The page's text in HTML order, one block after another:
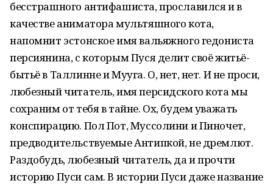
бесстрашного антифашиста, прославился и в
качестве аниматора мультяшного кота,
напомнит эстонское имя вальяжного гедониста
персиянина, с которым Пуся делит своё житьё-
бытьё в Таллинне и Мууга. О, нет, нет. И не проси,
любезный читатель, имя персидского кота мы
сохраним от тебя в тайне. Ох, будем уважать
конспирацию. Пол Пот, Муссолини и Пиночет,
предводительствуемые Антипкой, не дремлют.
Раздобудь, любезный читатель, да и прочти
историю Пуси сам. В истории Пуси даже название